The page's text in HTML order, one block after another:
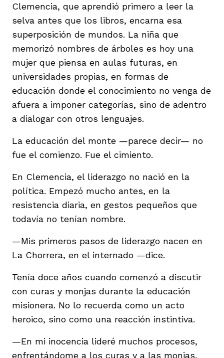
Clemencia, que aprendió primero a leer la
selva antes que los libros, encarna esa
superposición de mundos. La niña que
memorizó nombres de árboles es hoy una
mujer que piensa en aulas futuras, en
universidades propias, en formas de
educación donde el conocimiento no venga de
afuera a imponer categorías, sino de adentro
a dialogar con otros lenguajes.
La educación del monte —parece decir— no
fue el comienzo. Fue el cimiento.
En Clemencia, el liderazgo no nació en la
política. Empezó mucho antes, en la
resistencia diaria, en gestos pequeños que
todavía no tenían nombre.
—Mis primeros pasos de liderazgo nacen en
La Chorrera, en el internado —dice.
Tenía doce años cuando comenzó a discutir
con curas y monjas durante la educación
misionera. No lo recuerda como un acto
heroico, sino como una reacción instintiva.
—En mi inocencia lideré muchos procesos,
enfrentándome a los curas y a las monjas,